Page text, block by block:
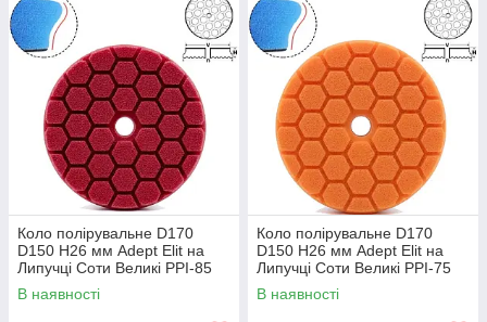
Коло полірувальне D170
D150 H26 мм Adept Elit на
Липучці Соти Великі PPI-85
(Червоний Фініш)
В наявності
Коло полірувальне D170
D150 H26 мм Adept Elit на
Липучці Соти Великі PPI-75
(Помаранчевий
Універсальний)
В наявності